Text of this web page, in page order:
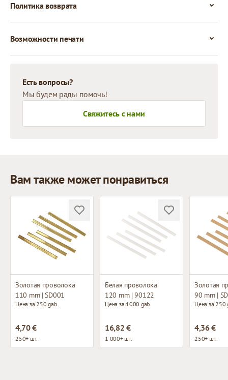
Политика возврата
Возможности печати
Есть вопросы?
Мы будем рады помочь!
Свяжитесь с нами
Вам также может понравиться
Золотая проволока
110 mm | SD001
Цена за 250 gab.
4,70 €
250+ шт.
Белая проволока
120 mm | 90122
Цена за 1000 gab.
16,82 €
1 000+ шт.
Золотая
90 mm |
Цена за 250
4,36 €
250+ шт.